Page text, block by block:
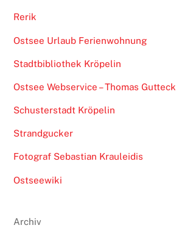
Rerik
Ostsee Urlaub Ferienwohnung
Stadtbibliothek Kröpelin
Ostsee Webservice – Thomas Gutteck
Schusterstadt Kröpelin
Strandgucker
Fotograf Sebastian Krauleidis
Ostseewiki
Archiv